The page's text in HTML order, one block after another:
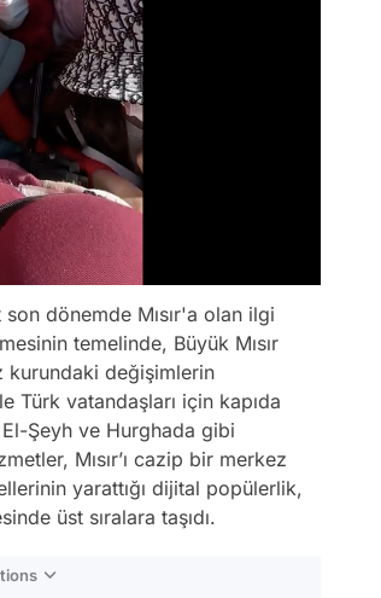
dönemde Mısır'a olan ilgi
temelinde, Büyük Mısır
kurundaki değişimlerin
Türk vatandaşları için kapıda
El-Şeyh ve Hurghada gibi
Mısır’ı cazip bir merkez
yarattığı dijital popülerlik,
üst sıralara taşıdı.